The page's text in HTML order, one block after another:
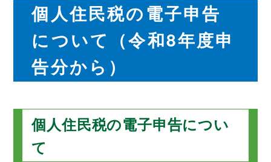
個人住民税の電子申告
について（令和8年度申
告分から）
個人住民税の電子申告につい
て